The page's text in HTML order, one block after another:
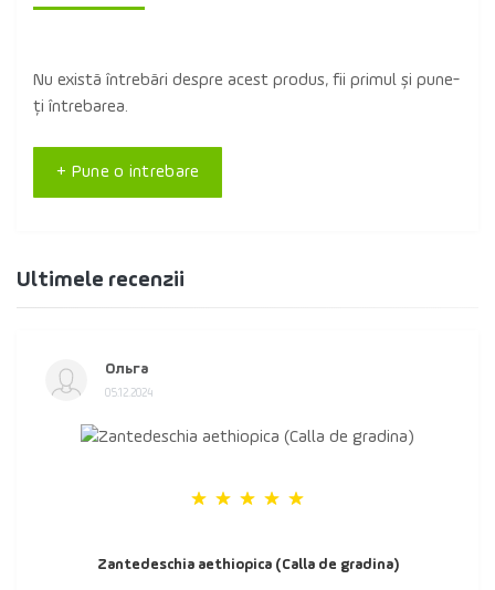
Nu există întrebări despre acest produs, fii primul și pune-
ți întrebarea.
+ Pune o intrebare
Ultimele recenzii
Ольга
05.12.2024
Zantedeschia aethiopica (Calla de gradina)